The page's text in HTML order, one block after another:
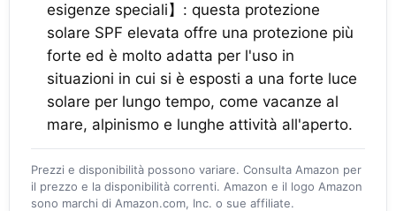
esigenze speciali】: questa protezione
solare SPF elevata offre una protezione più
forte ed è molto adatta per l'uso in
situazioni in cui si è esposti a una forte luce
solare per lungo tempo, come vacanze al
mare, alpinismo e lunghe attività all'aperto.
Prezzi e disponibilità possono variare. Consulta Amazon per
il prezzo e la disponibilità correnti. Amazon e il logo Amazon
sono marchi di Amazon.com, Inc. o sue affiliate.